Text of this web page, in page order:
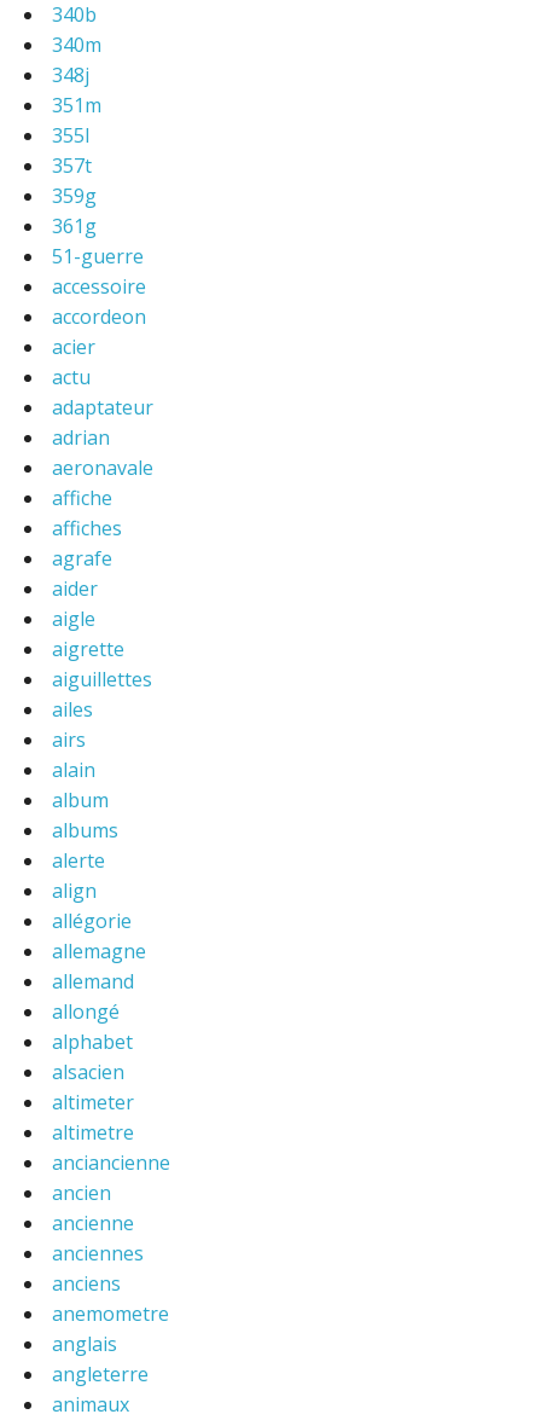
340b
340m
348j
351m
355l
357t
359g
361g
51-guerre
accessoire
accordeon
acier
actu
adaptateur
adrian
aeronavale
affiche
affiches
agrafe
aider
aigle
aigrette
aiguillettes
ailes
airs
alain
album
albums
alerte
align
allégorie
allemagne
allemand
allongé
alphabet
alsacien
altimeter
altimetre
anciancienne
ancien
ancienne
anciennes
anciens
anemometre
anglais
angleterre
animaux